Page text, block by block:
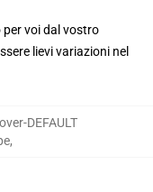
per voi dal vostro
lievi variazioni nel
DEFAULT
,